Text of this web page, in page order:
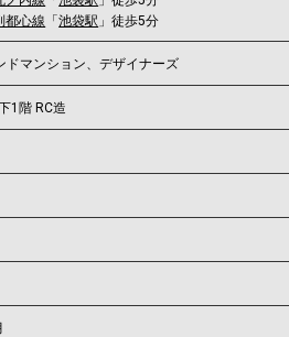
都心線 「池袋駅 」徒歩5分
ドマンション、デザイナーズ
1階 RC造